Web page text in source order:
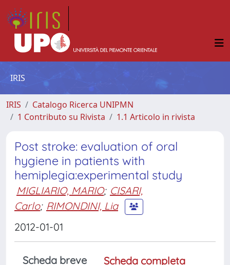
IRIS
IRIS
Catalogo Ricerca UNIPMN
1 Contributo su Rivista
1.1 Articolo in rivista
Post stroke: evaluation of oral
hygiene in patients with
hemiplegia:experimental study
MIGLIARIO, MARIO; CISARI,
Carlo; RIMONDINI, Lia
2012-01-01
Scheda breve
Scheda completa